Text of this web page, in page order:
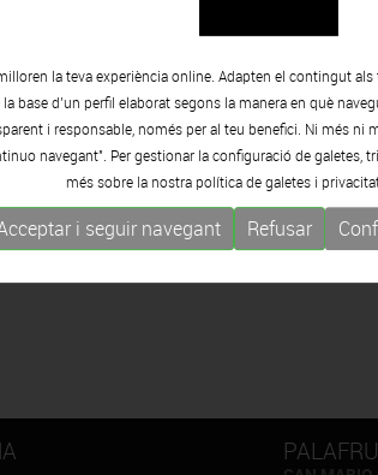
llarg del seu desenvolupament.
de Salut Catalana;Neus Frigola,
, artista i investigadora.
la teva experiència online. Adapten el contingut
base d’un perfil elaborat segons la manera en què
i responsable, només per al teu benefici. Ni més ni
navegant". Per gestionar la configuració de galetes,
més sobre la nostra política de galetes i
i seguir navegant Refusar